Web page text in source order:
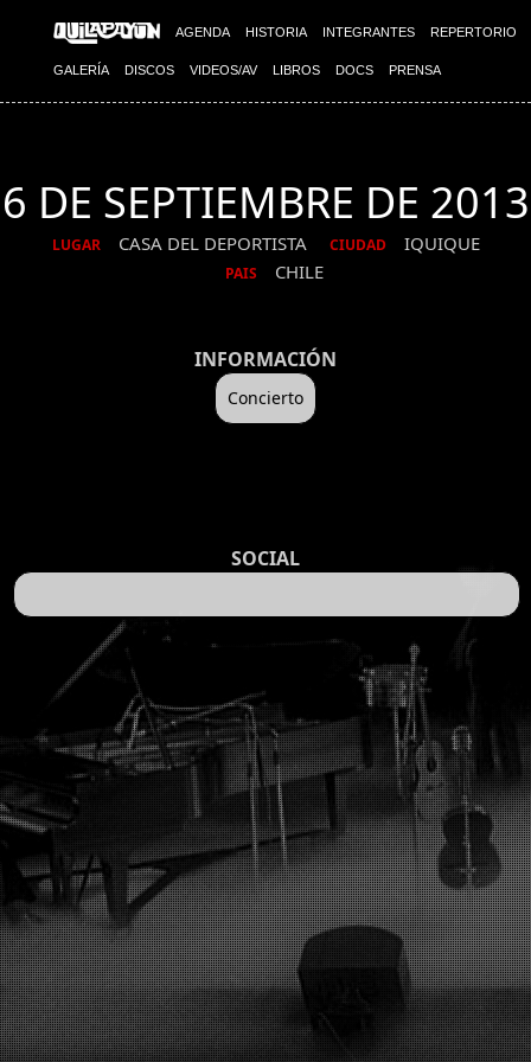
AGENDA HISTORIA INTEGRANTES REPERTORIO
GALERÍA DISCOS VIDEOS/AV LIBROS DOCS PRENSA
6 DE SEPTIEMBRE DE 2013
LUGAR CASA DEL DEPORTISTA CIUDAD IQUIQUE
PAIS CHILE
INFORMACIÓN
Concierto
SOCIAL